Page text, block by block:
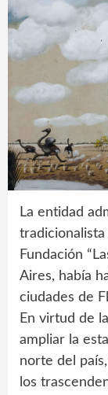
La entidad
Fundación
Aires, había
ciudades de
En virtud de
ampliar la
norte del
los